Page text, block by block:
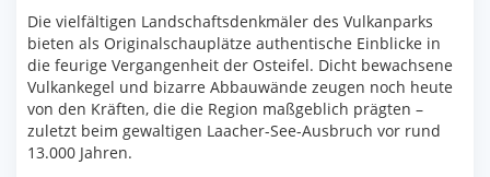
Die vielfältigen Landschaftsdenkmäler des Vulkanparks
bieten als Originalschauplätze authentische Einblicke in
die feurige Vergangenheit der Osteifel. Dicht bewachsene
Vulkankegel und bizarre Abbauwände zeugen noch heute
von den Kräften, die die Region maßgeblich prägten –
zuletzt beim gewaltigen Laacher-See-Ausbruch vor rund
13.000 Jahren.